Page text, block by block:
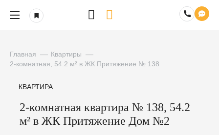
Главная
Квартиры
2-комнатная, 54.2 м² в ЖК Притяжение № 138
КВАРТИРА
2-комнатная квартира № 138, 54.2
м² в ЖК Притяжение Дом №2